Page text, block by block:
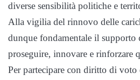
diverse sensibilità politiche e
Alla vigilia del rinnovo delle
dunque fondamentale il supporto
proseguire, innovare e rinforzare
Per partecipare con diritto di voto